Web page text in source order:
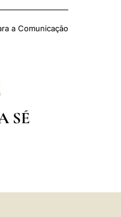
a Comunicação
SÉ